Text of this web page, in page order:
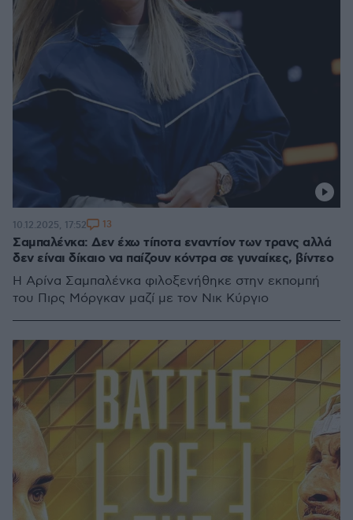
Σαμπαλένκα: Δεν έχω τίποτα εναντίον των τρανς αλλά
δεν είναι δίκαιο να παίζουν κόντρα σε γυναίκες, βίντεο
Η Αρίνα Σαμπαλένκα φιλοξενήθηκε στην εκπομπή
του Πιρς Μόργκαν μαζί με τον Νικ Κύργιο
10.12.2025, 17:52 13